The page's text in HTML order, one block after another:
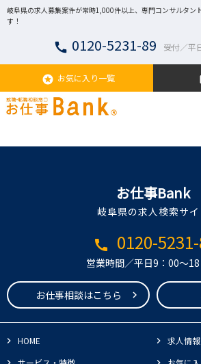
岐阜県の求人募集案件が常時1,000件以上、専門コンサルタン
す！
call 0120-5231-89 受付／平
stars お気に入り一覧
お仕事Bank
岐阜県の求人検索サイ
call 0120-
営業時間／平日9：00～
お仕事相談はこちら
HOME
求人情